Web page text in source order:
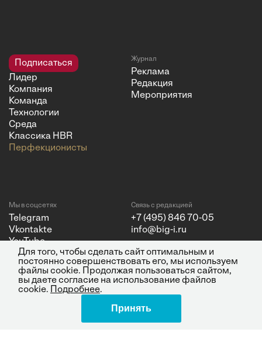
Подписаться
Лидер
Компания
Команда
Технологии
Среда
Классика HBR
Перфекционисты
Журнал
Реклама
Редакция
Мероприятия
Мы в соцсетях
Telegram
Vkontakte
YouTube
Связь с редакцией
+7 (495) 846 70-05
info@big-i.ru
Медиа"
Для того, чтобы сделать сайт оптимальным и
постоянно совершенствовать его, мы используем
файлы cookie. Продолжая пользоваться сайтом,
вы даете согласие на использование файлов
cookie.
Подробнее.
Принять